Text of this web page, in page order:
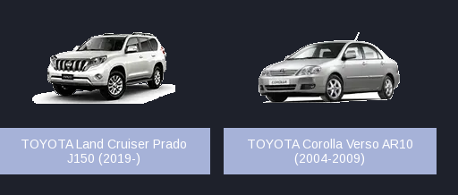
TOYOTA Land Cruiser Prado
J150 (2019-)
TOYOTA Corolla Verso AR10
(2004-2009)